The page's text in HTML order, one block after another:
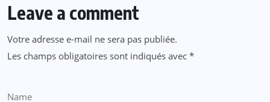
Leave a comment
Votre adresse e-mail ne sera pas publiée.
Les champs obligatoires sont indiqués avec *